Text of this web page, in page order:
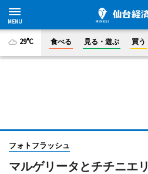
29°C 食べる 見る・遊ぶ 買う
フォトフラッシュ
マルゲリータとチチニエリ